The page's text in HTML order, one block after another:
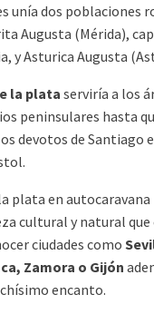
unía dos poblaciones
Augusta (Mérida),
y Asturica Augusta
la plata serviría a los
peninsulares hasta
devotos de Santiago
plata en
cultural y natural que
ciudades como
Zamora o Gijón
encanto.